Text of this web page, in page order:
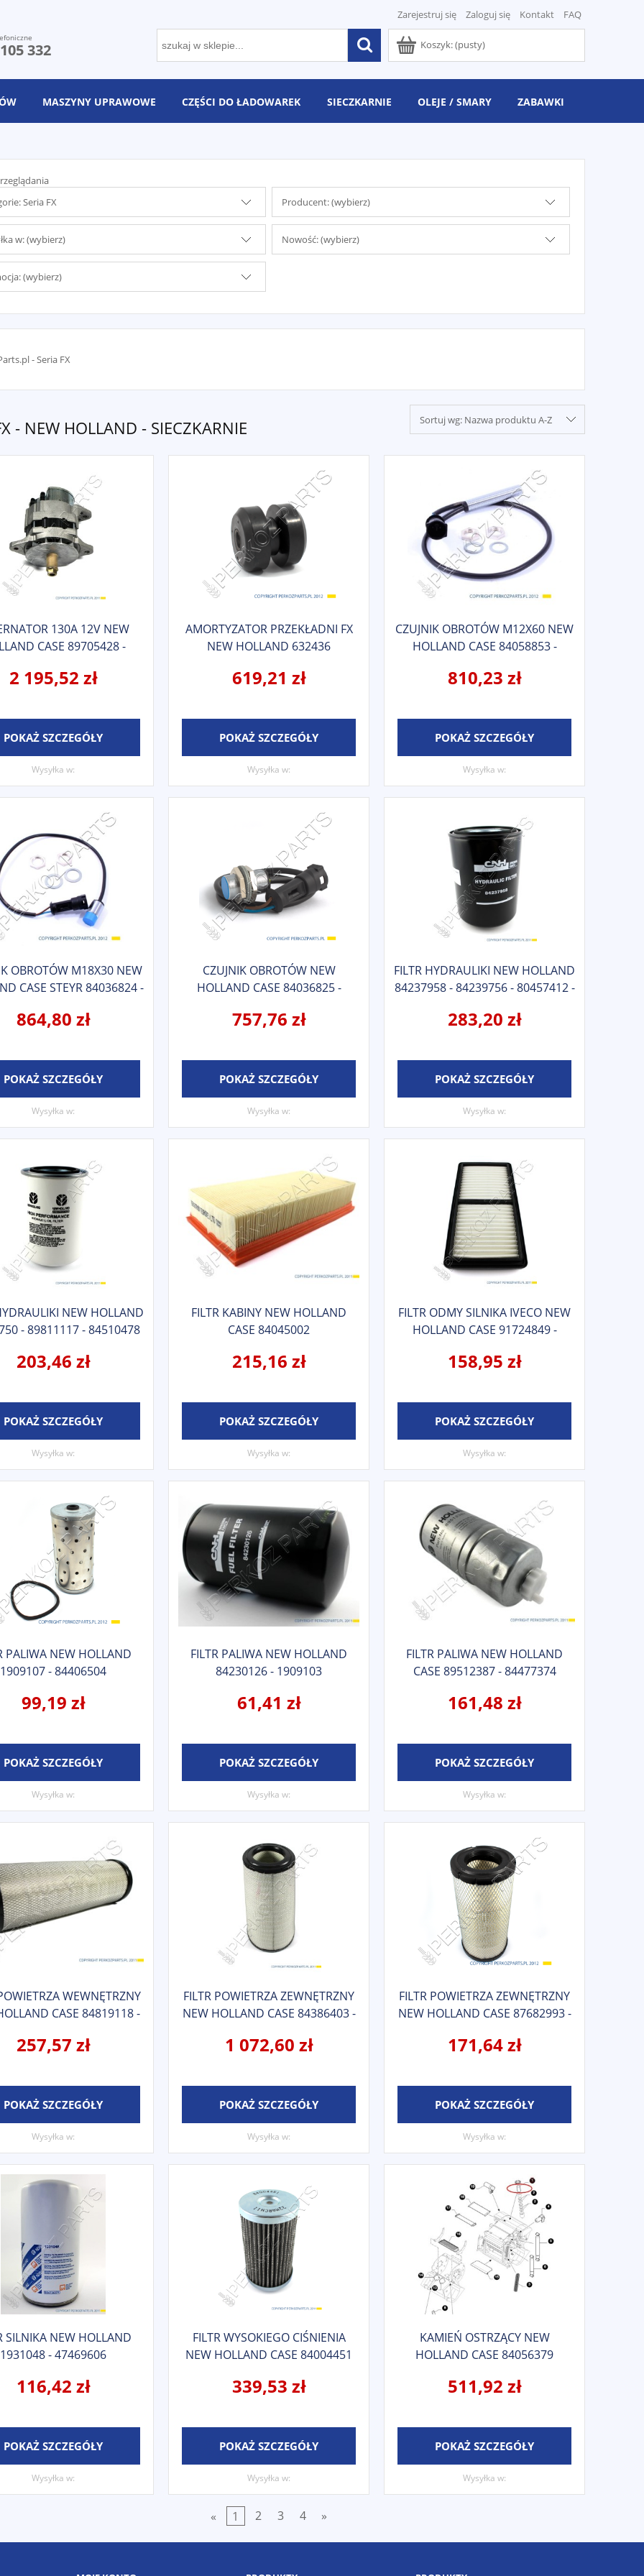
Zarejestruj się Zaloguj się Kontakt FAQ
Koszyk:(pusty)
332
MASZYNY UPRAWOWE CZĘŚCI DO ŁADOWAREK SIECZKARNIE OLEJE / SMARY ZABAWKI
Seria FX
Producent: (wybierz)
w: (wybierz) Nowość: (wybierz)
(wybierz)
- Seria FX
- NEW HOLLAND - SIECZKARNIE Sortuj wg: Nazwa produktu A-Z
130A 12V NEW
CASE 89705428 -
2 195,52 zł
POKAŻ SZCZEGÓŁY
Wysyłka w:
AMORTYZATOR PRZEKŁADNI FX
NEW HOLLAND 632436
619,21 zł
POKAŻ SZCZEGÓŁY
Wysyłka w:
CZUJNIK OBROTÓW M12X60 NEW
HOLLAND CASE 84058853 -
810,23 zł
POKAŻ SZCZEGÓŁY
Wysyłka w:
OBROTÓW M18X30 NEW
CASE STEYR 84036824 -
864,80 zł
POKAŻ SZCZEGÓŁY
Wysyłka w:
CZUJNIK OBROTÓW NEW
HOLLAND CASE 84036825 -
757,76 zł
POKAŻ SZCZEGÓŁY
Wysyłka w:
FILTR HYDRAULIKI NEW HOLLAND
84237958 - 84239756 - 80457412 -
283,20 zł
POKAŻ SZCZEGÓŁY
Wysyłka w:
NEW HOLLAND
- 89811117 - 84510478
203,46 zł
POKAŻ SZCZEGÓŁY
Wysyłka w:
FILTR KABINY NEW HOLLAND
CASE 84045002
215,16 zł
POKAŻ SZCZEGÓŁY
Wysyłka w:
FILTR ODMY SILNIKA IVECO NEW
HOLLAND CASE 91724849 -
158,95 zł
POKAŻ SZCZEGÓŁY
Wysyłka w:
PALIWA NEW HOLLAND
1909107 - 84406504
99,19 zł
POKAŻ SZCZEGÓŁY
Wysyłka w:
FILTR PALIWA NEW HOLLAND
84230126 - 1909103
61,41 zł
POKAŻ SZCZEGÓŁY
Wysyłka w:
FILTR PALIWA NEW HOLLAND
CASE 89512387 - 84477374
161,48 zł
POKAŻ SZCZEGÓŁY
Wysyłka w:
WEWNĘTRZNY
CASE 84819118 -
257,57 zł
POKAŻ SZCZEGÓŁY
Wysyłka w:
FILTR POWIETRZA ZEWNĘTRZNY
NEW HOLLAND CASE 84386403 -
1 072,60 zł
POKAŻ SZCZEGÓŁY
Wysyłka w:
FILTR POWIETRZA ZEWNĘTRZNY
NEW HOLLAND CASE 87682993 -
47132343 - 47137832 - 87682989 -
171,64 zł
POKAŻ SZCZEGÓŁY
Wysyłka w:
SILNIKA NEW HOLLAND
1931048 - 47469606
116,42 zł
POKAŻ SZCZEGÓŁY
Wysyłka w:
FILTR WYSOKIEGO CIŚNIENIA
NEW HOLLAND CASE 84004451
339,53 zł
POKAŻ SZCZEGÓŁY
Wysyłka w:
KAMIEŃ OSTRZĄCY NEW
HOLLAND CASE 84056379
511,92 zł
POKAŻ SZCZEGÓŁY
Wysyłka w:
« 1 2 3 4 »